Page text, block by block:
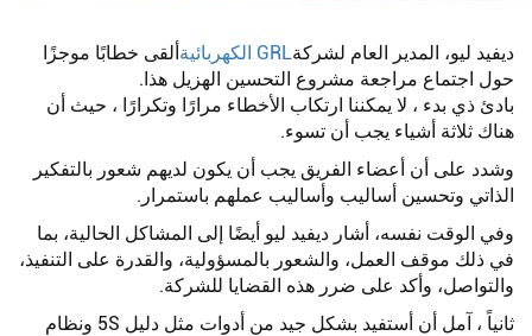
ديفيد ليو، المدير العام لشركةGRL الكهربائية
ألقى خطابًا موجزًا
حول اجتماع مراجعة مشروع التحسين الهزيل هذا.
بادئ ذي بدء ، لا يمكننا ارتكاب الأخطاء مرارًا وتكرارًا ، حيث أن
هناك ثلاثة أشياء يجب أن تسوء.
وشدد على أن أعضاء الفريق يجب أن يكون لديهم شعور بالتفكير
الذاتي وتحسين أساليب وأساليب عملهم باستمرار.
وفي الوقت نفسه، أشار ديفيد ليو أيضًا إلى المشاكل الحالية، بما
في ذلك موقف العمل، والشعور بالمسؤولية، والقدرة على التنفيذ،
والتواصل، وأكد على ضرر هذه القضايا للشركة.
ثانياً ، آمل أن أستفيد بشكل جيد من أدوات مثل دليل 5S ونظام